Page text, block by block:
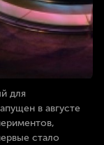
для
в августе
стало